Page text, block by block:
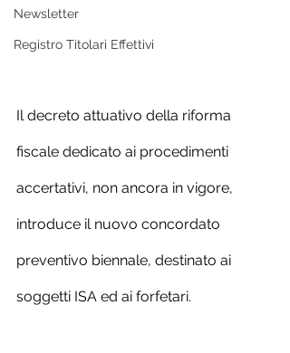
Newsletter
Registro Titolari Effettivi
Il decreto attuativo della riforma
fiscale dedicato ai procedimenti
accertativi, non ancora in vigore,
introduce il nuovo concordato
preventivo biennale, destinato ai
soggetti ISA ed ai forfetari.